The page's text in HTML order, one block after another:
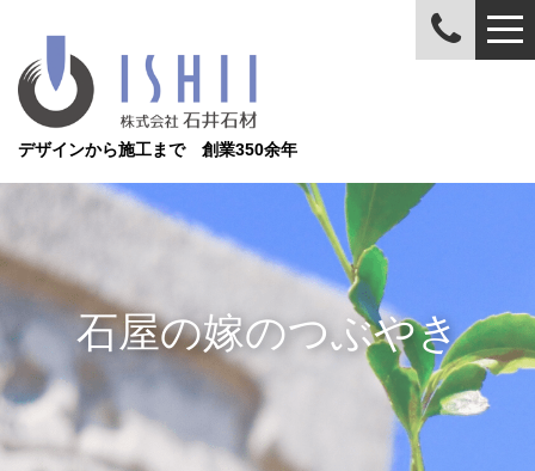
デザインから施工まで 創業350余年
石屋の嫁のつぶやき